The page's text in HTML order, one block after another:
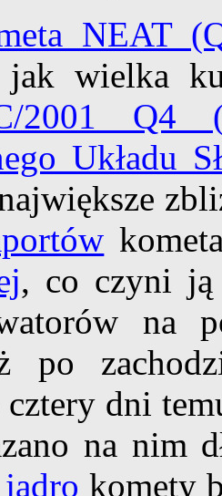
NEAT
wielka
2001 Q4
Układu
, co czyni ją
na
po
dni
na nim
jądro komety